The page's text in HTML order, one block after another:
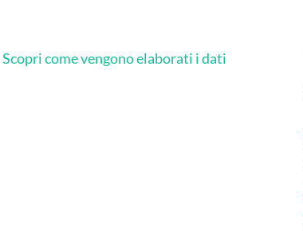
Scopri come vengono elaborati i dati